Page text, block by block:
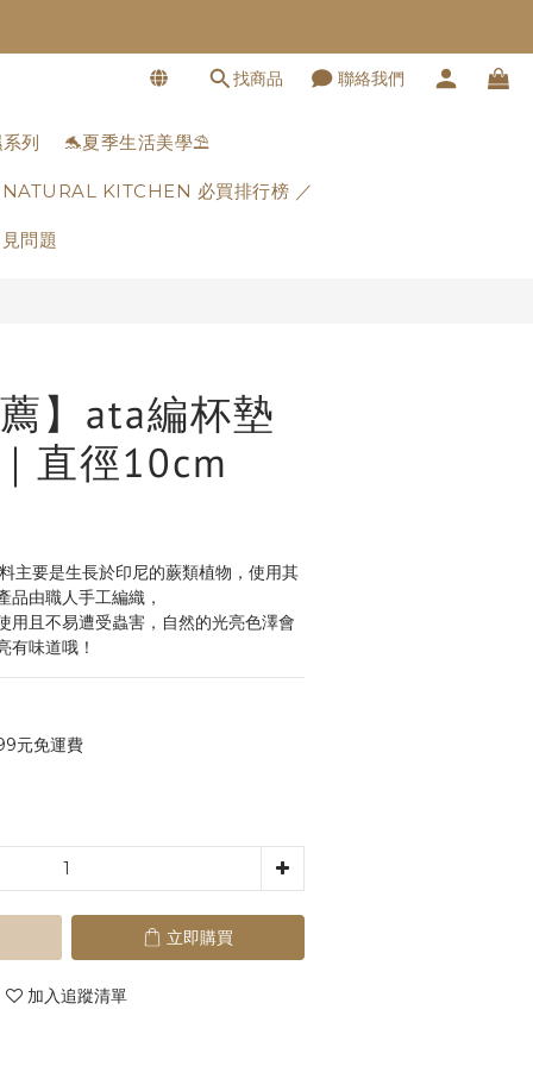
找商品 聯絡我們
列 🐬夏季生活美學⛱️
KITCHEN 必買排行榜 ／
問題
】ata編杯墊
直徑10cm
主要是生長於印尼的蕨類植物，使用其
品由職人手工編織，
用且不易遭受蟲害，自然的光亮色澤會
有味道哦！
元免運費
立即購買
加入追蹤清單
立即購買